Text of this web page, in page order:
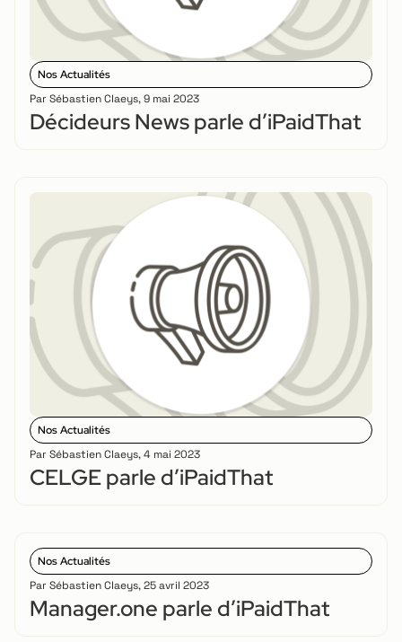
Nos Actualités
Par Sébastien Claeys,9 mai 2023
Décideurs News parle d’iPaidThat
Nos Actualités
Par Sébastien Claeys,4 mai 2023
CELGE parle d’iPaidThat
Nos Actualités
Par Sébastien Claeys,25 avril 2023
Manager.one parle d’iPaidThat